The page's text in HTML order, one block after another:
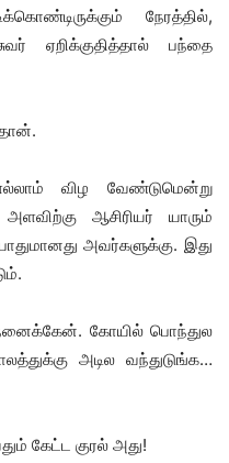
நேரத்தில்,
ஏறிக்குதித்தால் பந்தை
விழ வேண்டுமென்று
அளவிற்கு ஆசிரியர் யாரும்
அவர்களுக்கு. இது
கோயில் பொந்துல
அடில வந்துடுங்க…
கேட்ட குரல் அது!